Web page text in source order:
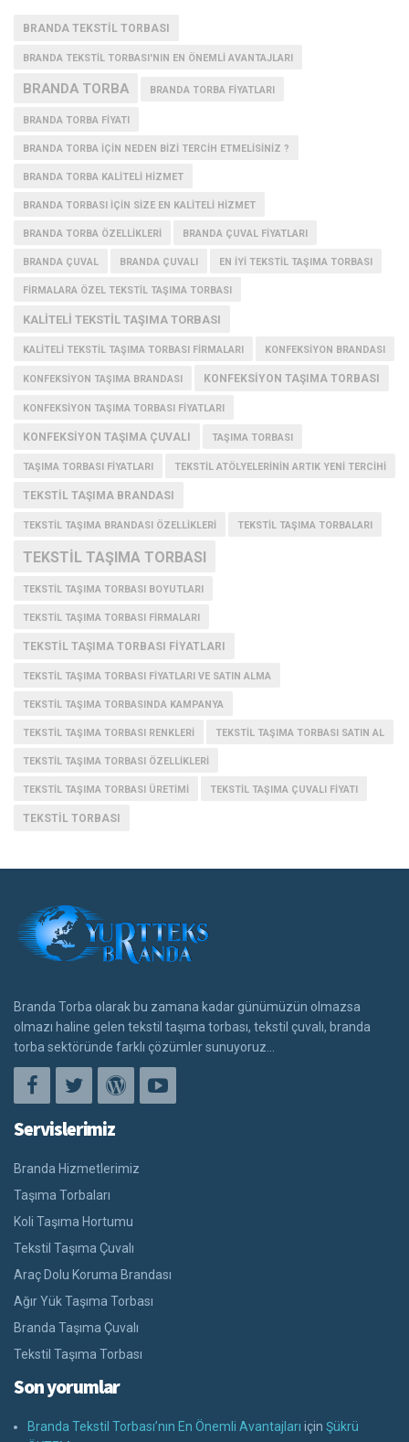
BRANDA TEKSTIL TORBASI
BRANDA TEKSTIL TORBASI'NIN EN ÖNEMLI AVANTAJLARI
BRANDA TORBA BRANDA TORBA FIYATLARI
BRANDA TORBA FIYATI
BRANDA TORBA IÇIN NEDEN BIZI TERCIH ETMELISINIZ ?
BRANDA TORBA KALITELI HIZMET
BRANDA TORBASI IÇIN SIZE EN KALITELI HIZMET
BRANDA TORBA ÖZELLIKLERI BRANDA ÇUVAL FIYATLARI
BRANDA ÇUVAL BRANDA ÇUVALI EN IYI TEKSTIL TAŞIMA TORBASI
FIRMALARA ÖZEL TEKSTIL TAŞIMA TORBASI
KALITELI TEKSTIL TAŞIMA TORBASI
KALITELI TEKSTIL TAŞIMA TORBASI FIRMALARI KONFEKSIYON BRANDASI
KONFEKSIYON TAŞIMA BRANDASI KONFEKSIYON TAŞIMA TORBASI
KONFEKSIYON TAŞIMA TORBASI FIYATLARI
KONFEKSIYON TAŞIMA ÇUVALI TAŞIMA TORBASI
TAŞIMA TORBASI FIYATLARI TEKSTIL ATÖLYELERININ ARTIK YENI TERCIHI
TEKSTIL TAŞIMA BRANDASI
TEKSTIL TAŞIMA BRANDASI ÖZELLIKLERI TEKSTIL TAŞIMA TORBALARI
TEKSTIL TAŞIMA TORBASI
TEKSTIL TAŞIMA TORBASI BOYUTLARI
TEKSTIL TAŞIMA TORBASI FIRMALARI
TEKSTIL TAŞIMA TORBASI FIYATLARI
TEKSTIL TAŞIMA TORBASI FIYATLARI VE SATIN ALMA
TEKSTIL TAŞIMA TORBASINDA KAMPANYA
TEKSTIL TAŞIMA TORBASI RENKLERI TEKSTIL TAŞIMA TORBASI SATIN AL
TEKSTIL TAŞIMA TORBASI ÖZELLIKLERI
TEKSTIL TAŞIMA TORBASI ÜRETIMI TEKSTIL TAŞIMA ÇUVALI FIYATI
TEKSTIL TORBASI
Branda Torba olarak bu zamana kadar günümüzün olmazsa
olmazı haline gelen tekstil taşıma torbası, tekstil çuvalı, branda
torba sektöründe farklı çözümler sunuyoruz...
Servislerimiz
Branda Hizmetlerimiz
Taşıma Torbaları
Koli Taşıma Hortumu
Tekstil Taşıma Çuvalı
Araç Dolu Koruma Brandası
Ağır Yük Taşıma Torbası
Branda Taşıma Çuvalı
Tekstil Taşıma Torbası
Son yorumlar
Branda Tekstil Torbası’nın En Önemli Avantajları için Şükrü